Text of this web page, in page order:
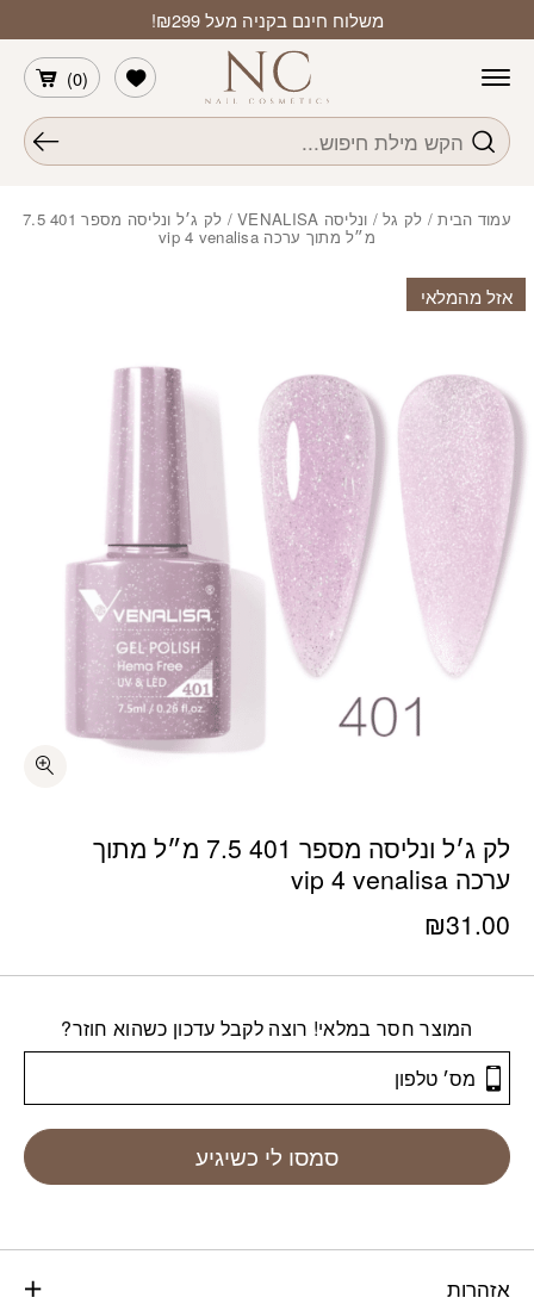
משלוח חינם בקניה מעל ₪299!
חיפוש
(
0
)
הרשימה שלי
עמוד הבית/ לק גל/ ונליסה VENALISA / לק ג׳ל ונליסה מספר 401 7.5
מ״ל מתוך ערכה vip 4 venalisa
לק ג׳ל ונליסה מספר 401 7.5 מ״ל מתוך
ערכה vip 4 venalisa
₪31.00
המוצר חסר במלאי! רוצה לקבל עדכון כשהוא חוזר?
סמסו לי כשיגיע
אזהרות
אזל מהמלאי